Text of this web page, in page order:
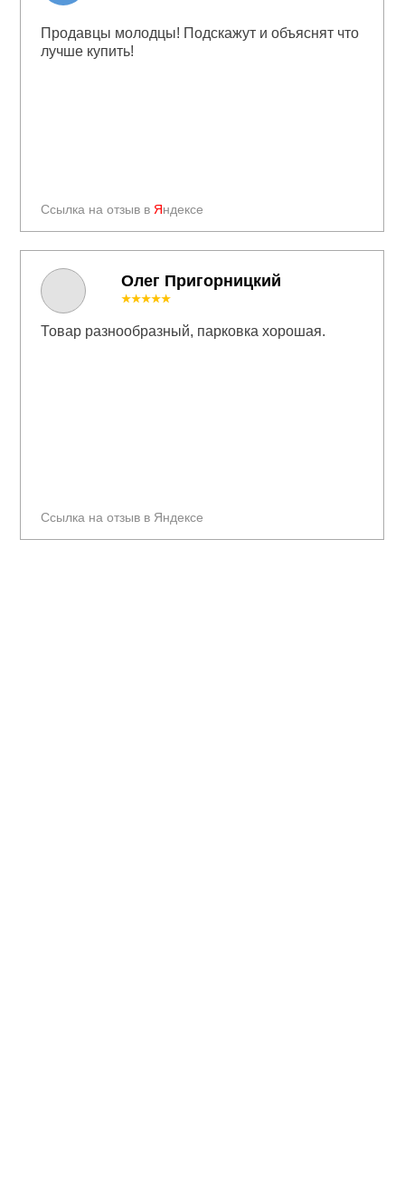
Олег Пригорницкий
Ссылка на отзыв в Яндексе
Продавцы молодцы! Подскажут и объяснят что
лучше купить!
Ссылка на отзыв в Яндексе
★★★★★
Товар разнообразный, парковка хорошая.